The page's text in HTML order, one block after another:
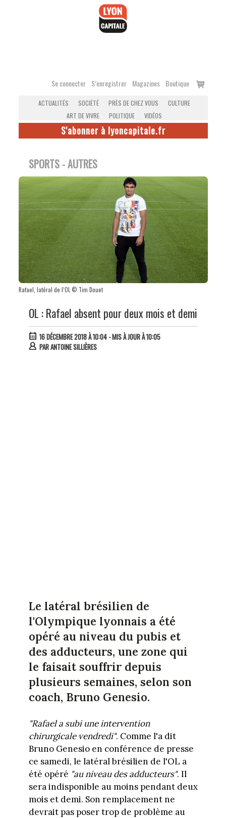
Se connecter S’enregistrer Magazines Boutique
Voir
ACTUALITÉS SOCIÉTÉ PRÈS DE CHEZ VOUS
CULTURE
ART DE VIVRE
POLITIQUE VIDÉOS
S'abonner à lyoncapitale.fr
SPORTS - AUTRES
Rafael, latéral de l’OL © Tim Douet
OL : Rafael absent pour deux mois et demi
16 DÉCEMBRE 2018 À 10:04- MIS À JOUR À 10:05
PARANTOINE SILLIÈRES
Le latéral brésilien de
l'Olympique lyonnais a été
opéré au niveau du pubis et
des adducteurs, une zone qui
le faisait souffrir depuis
plusieurs semaines, selon son
coach, Bruno Genesio.
"Rafael a subi une intervention
chirurgicale vendredi". Comme l'a dit
Bruno Genesio en conférence de presse
ce samedi, le latéral brésilien de l'OL a
été opéré "au niveau des adducteurs". Il
sera indisponible au moins pendant deux
mois et demi. Son remplacement ne
devrait pas poser trop de problème au